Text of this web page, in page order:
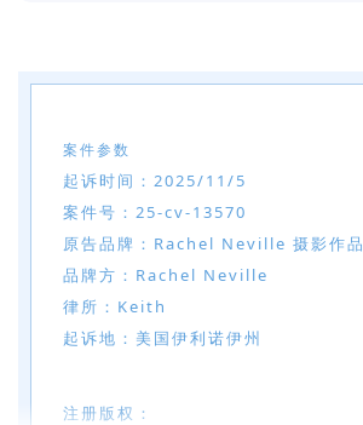
案件参数
起诉时间：2025/11/5
案件号：25-cv-13570
原告品牌：Rachel Neville 摄影作品
品牌方：Rachel Neville
律所：Keith
起诉地：美国伊利诺伊州
注册版权：